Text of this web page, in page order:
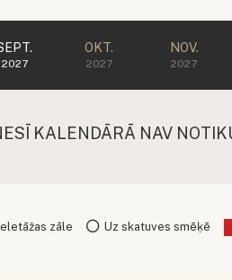
2027
OKT.
2027
NOV.
2027
KALENDĀRĀ NAV
zāle Uz skatuves smēķē